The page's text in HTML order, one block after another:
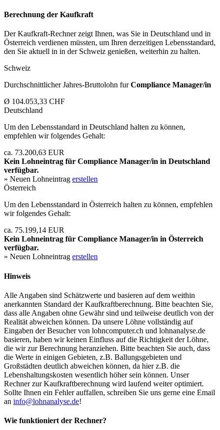
Berechnung der Kaufkraft
Der Kaufkraft-Rechner zeigt Ihnen, was Sie in Deutschland und in
Österreich verdienen müssten, um Ihren derzeitigen Lebensstandard,
den Sie aktuell in in der Schweiz genießen, weiterhin zu halten.
Schweiz
Durchschnittlicher Jahres-Bruttolohn furCompliance Manager/in
Ø 104.053,33 CHF
Deutschland
Um den Lebensstandard in Deutschland halten zu können,
empfehlen wir folgendes Gehalt:
ca. 73.200,63 EUR
Kein Lohneintrag für Compliance Manager/in in Deutschland
verfügbar.
» Neuen Lohneintrag erstellen
Österreich
Um den Lebensstandard in Österreich halten zu können, empfehlen
wir folgendes Gehalt:
ca. 75.199,14 EUR
Kein Lohneintrag für Compliance Manager/in in Österreich
verfügbar.
» Neuen Lohneintrag erstellen
Hinweis
Alle Angaben sind Schätzwerte und basieren auf dem weithin
anerkannten Standard der Kaufkraftberechnung. Bitte beachten Sie,
dass alle Angaben ohne Gewähr sind und teilweise deutlich von der
Realität abweichen können. Da unsere Löhne vollständig auf
Eingaben der Besucher von lohncomputer.ch und lohnanalyse.de
basieren, haben wir keinen Einfluss auf die Richtigkeit der Löhne,
die wir zur Berechnung heranziehen. Bitte beachten Sie auch, dass
die Werte in einigen Gebieten, z.B. Ballungsgebieten und
Großstädten deutlich abweichen können, da hier z.B. die
Lebenshaltungskosten wesentlich höher sein können. Unser
Rechner zur Kaufkraftberechnung wird laufend weiter optimiert.
Sollte Ihnen ein Fehler auffallen, schreiben Sie uns gerne eine Email
an info@lohnanalyse.de!
Wie funktioniert der Rechner?